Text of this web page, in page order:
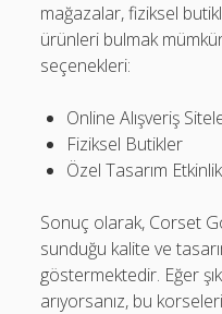
mağazalar, fiziksel
ürünleri bulmak
seçenekleri:
Online Alışveriş
Fiziksel Butikler
Özel Tasarım
Sonuç olarak, Corset
sunduğu kalite ve
göstermektedir. Eğer
arıyorsanız, bu